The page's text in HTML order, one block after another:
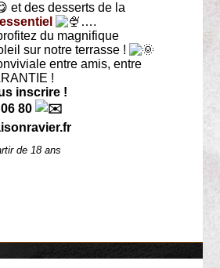
et des desserts de la
….
du magnifique
sur notre terrasse !
entre amis, entre
!
inscrire !
80
de 18 ans